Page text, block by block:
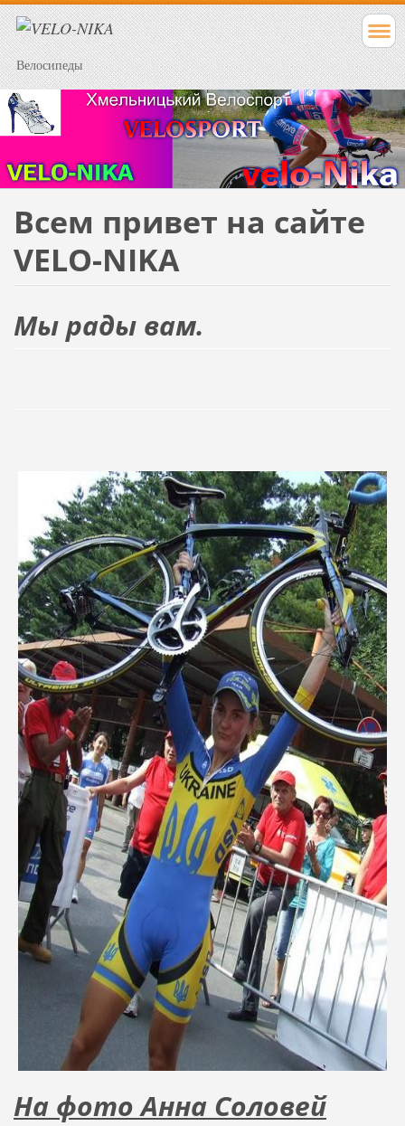
Велосипеды
Всем привет на сайте
VELO-NIKA
Мы рады вам.
На фото Анна Соловей